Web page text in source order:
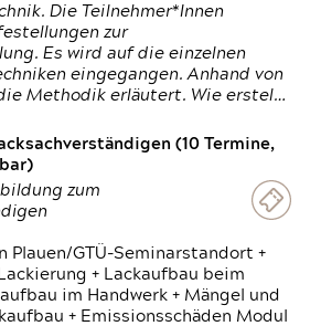
Die Teilnehmer*Innen
zur
Es wird auf die einzelnen
eingegangen. Anhand von
Methodik erläutert. Wie erstel…
(10 Termine,
zum
Plauen/GTÜ-Seminarstandort +
+ Lackaufbau beim
im Handwerk + Mängel und
+ Emissionsschäden Modul